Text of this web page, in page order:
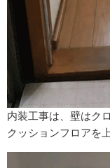
内装工事は、壁はク
クッションフロアを